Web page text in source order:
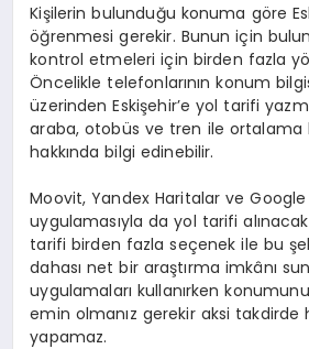
Kişilerin bulunduğu konuma göre
öğrenmesi gerekir. Bunun için
kontrol etmeleri için birden fazla
Öncelikle telefonlarının konum
üzerinden Eskişehir’e yol tarifi
araba, otobüs ve tren ile ortalama
hakkında bilgi edinebilir.
Moovit, Yandex Haritalar ve
uygulamasıyla da yol tarifi
tarifi birden fazla seçenek ile bu
dahası net bir araştırma imkânı
uygulamaları kullanırken
emin olmanız gerekir aksi takdirde
yapamaz.